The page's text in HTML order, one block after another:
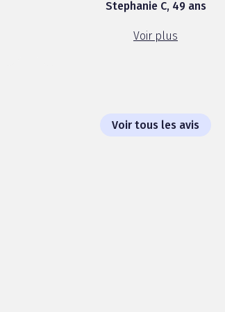
Stephanie C, 49 ans
Voir plus
Voir tous les avis